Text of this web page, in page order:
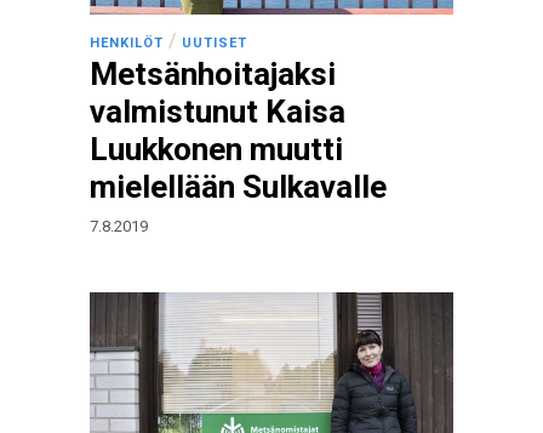
HENKILÖT / UUTISET
Metsänhoitajaksi
valmistunut Kaisa
Luukkonen muutti
mielellään Sulkavalle
7.8.2019